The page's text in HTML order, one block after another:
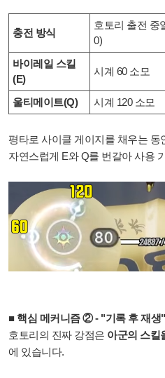
충전 방식
호토리 출전 중
0)
바이레일 스킬
(E)
시계 60 소모
울티메이트(Q) 시계 120 소모
평타로 사이클 게이지를 채우는
자연스럽게 E와 Q를 번갈아 사용
■ 핵심 메커니즘 ② - "기록 후 재생"
호토리의 진짜 강점은 아군의 스킬
에 있습니다.